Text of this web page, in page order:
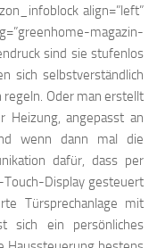
align=”left”
magazin-
sind sie stufenlos
sich selbstverständlich
Oder man erstellt
Heizung, angepasst an
wenn dann mal die
dafür, dass per
Display gesteuert
Türsprechanlage mit
sich ein persönliches